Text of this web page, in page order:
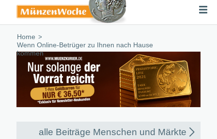
Home
Wenn Online-Betrüger zu Ihnen nach Hause
kommen
alle Beiträge Menschen und Märkte